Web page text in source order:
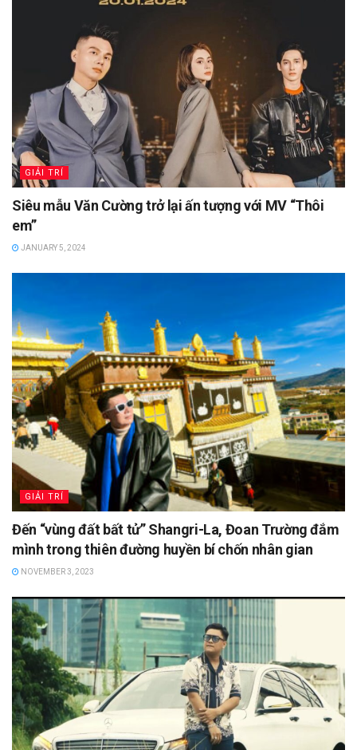
GIẢI TRÍ
Siêu mẫu Văn Cường trở lại ấn tượng với MV “Thôi
em”
JANUARY 5, 2024
GIẢI TRÍ
Đến “vùng đất bất tử” Shangri-La, Đoan Trường đắm
mình trong thiên đường huyền bí chốn nhân gian
NOVEMBER 3, 2023